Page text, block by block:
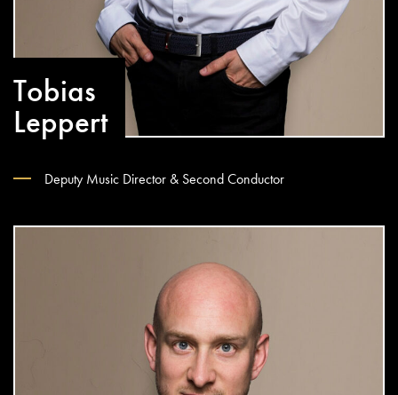
Tobias
Leppert
Deputy Music Director & Second Conductor